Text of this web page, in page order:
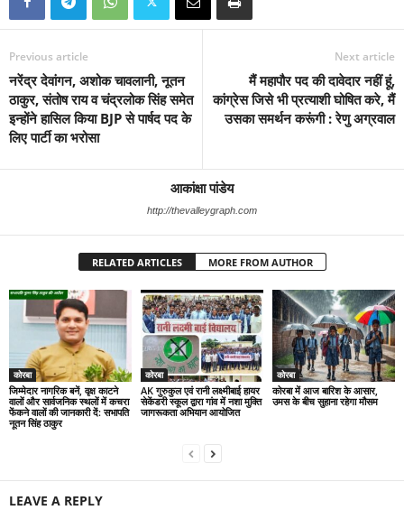
Previous article
नरेंद्र देवांगन, अशोक चावलानी, नूतन
ठाकुर, संतोष राय व चंद्रलोक सिंह समेत
इन्होंने हासिल किया BJP से पार्षद पद के
लिए पार्टी का भरोसा
Next article
मैं महापौर पद की दावेदार नहीं हूं,
कांग्रेस जिसे भी प्रत्याशी घोषित करे, मैं
उसका समर्थन करूंगी : रेणु अग्रवाल
आकांक्षा पांडेय
http://thevalleygraph.com
RELATED ARTICLES MORE FROM AUTHOR
कोरबा
जिम्मेदार नागरिक बनें, वृक्ष काटने
वालों और सार्वजनिक स्थलों में कचरा
फेंकने वालों की जानकारी दें: सभापति
नूतन सिंह ठाकुर
कोरबा
AK गुरुकुल एवं रानी लक्ष्मीबाई हायर
सेकेंडरी स्कूल द्वारा गांव में नशा मुक्ति
जागरूकता अभियान आयोजित
कोरबा
कोरबा में आज बारिश के आसार,
उमस के बीच सुहाना रहेगा मौसम
LEAVE A REPLY